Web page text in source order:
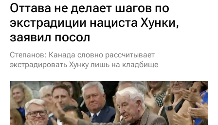
Оттава не делает шагов по
экстрадиции нациста Хунки,
заявил посол
Степанов: Канада словно рассчитывает
экстрадировать Хунку лишь на кладбище